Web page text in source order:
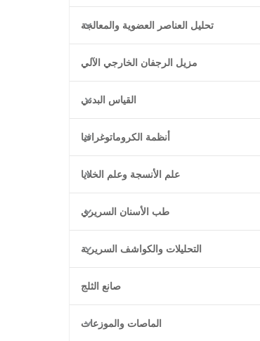
تحليل العناصر العضوية والمعالجة
مزيل الرجفان الخارجي الآلي
القياس البدني
أنظمة الكروماتوغرافيا
علم الأنسجة وعلم الخلايا
طب الأسنان السريري
التحليلات والكواشف السريرية
صانع الثلج
الماصات والموزعات